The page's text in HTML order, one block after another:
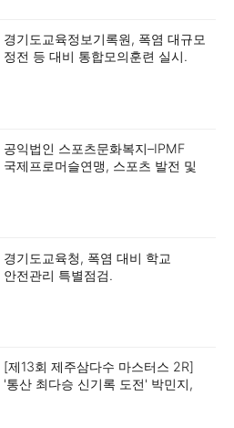
경기도교육정보기록원, 폭염 대규모
정전 등 대비 통합모의훈련 실시.
공익법인 스포츠문화복지–IPMF
국제프로머슬연맹, 스포츠 발전 및
경기도교육청, 폭염 대비 학교
안전관리 특별점검.
[제13회 제주삼다수 마스터스 2R]
'통산 최다승 신기록 도전' 박민지,